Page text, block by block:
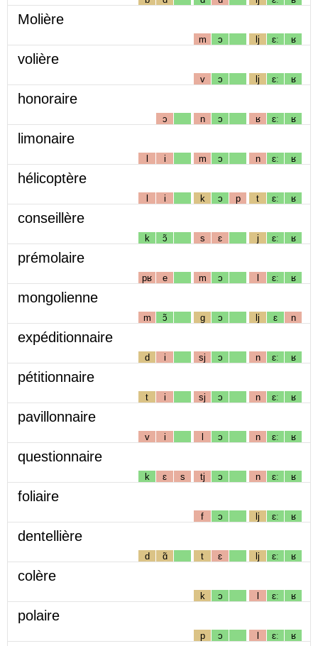
Molière
m ɔ lj ɛː ʁ
volière
v ɔ lj ɛː ʁ
honoraire
ɔ n ɔ ʁ ɛː ʁ
limonaire
l i m ɔ n ɛː ʁ
hélicoptère
l i k ɔ p t ɛː ʁ
conseillère
k ɔ̃ s ɛ j ɛː ʁ
prémolaire
pʁ e m ɔ l ɛː ʁ
mongolienne
m ɔ̃ g ɔ lj ɛ n
expéditionnaire
d i sj ɔ n ɛː ʁ
pétitionnaire
t i sj ɔ n ɛː ʁ
pavillonnaire
v i l ɔ n ɛː ʁ
questionnaire
k ɛ s tj ɔ n ɛː ʁ
foliaire
f ɔ lj ɛː ʁ
dentellière
d ɑ̃ t ɛ lj ɛː ʁ
colère
k ɔ l ɛː ʁ
polaire
p ɔ l ɛː ʁ